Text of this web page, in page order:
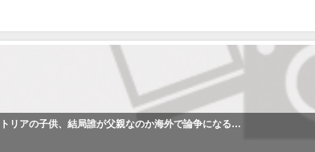
トリアの子供、結局誰が父親なのか海外で論争になる…